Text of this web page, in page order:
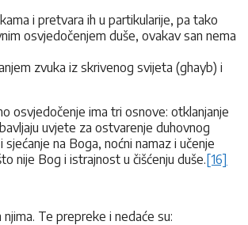
i pretvara ih u partikularije, pa tako
osvjedočenjem duše, ovakav san nema
zvuka iz skrivenog svijeta (ghayb) i
osvjedočenje ima tri osnove: otklanjanje
uvjete za ostvarenje duhovnog
na Boga, noćni namaz i učenje
nije Bog i istrajnost u čišćenju duše.[16]
Te prepreke i nedaće su: